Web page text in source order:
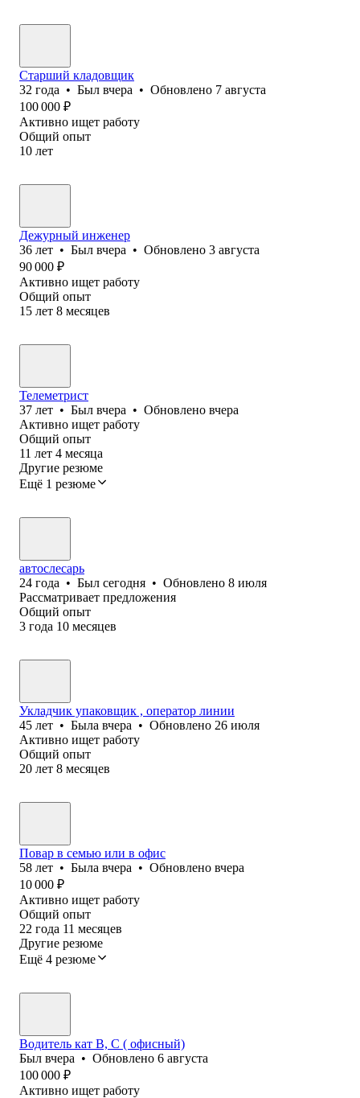
Старший кладовщик
32 года • Был вчера • Обновлено 7 августа
100 000 ₽
Активно ищет работу
Общий опыт
10 лет
Дежурный инженер
36 лет • Был вчера • Обновлено 3 августа
90 000 ₽
Активно ищет работу
Общий опыт
15 лет 8 месяцев
Телеметрист
37 лет • Был вчера • Обновлено вчера
Активно ищет работу
Общий опыт
11 лет 4 месяца
Другие резюме
Ещё 1 резюме
автослесарь
24 года • Был сегодня • Обновлено 8 июля
Рассматривает предложения
Общий опыт
3 года 10 месяцев
Укладчик упаковщик , оператор линии
45 лет • Была вчера • Обновлено 26 июля
Активно ищет работу
Общий опыт
20 лет 8 месяцев
Повар в семью или в офис
58 лет • Была вчера • Обновлено вчера
10 000 ₽
Активно ищет работу
Общий опыт
22 года 11 месяцев
Другие резюме
Ещё 4 резюме
Водитель кат В, С ( офисный)
Был вчера • Обновлено 6 августа
100 000 ₽
Активно ищет работу